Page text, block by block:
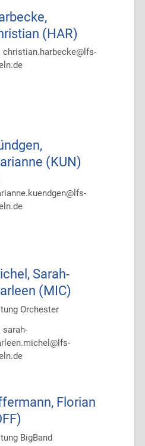
(HAR)
christian.harbecke@lfs-
(KUN)
Sarah-
(MIC)
Orchester
sarah-
Florian
BigBand